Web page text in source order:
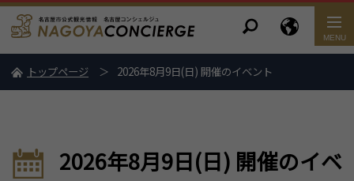
トップページ 2026年8月9日(日) 開催のイベント
2026年8月9日(日) 開催のイベ